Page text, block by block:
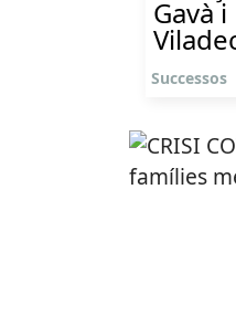
Gavà i
Successos